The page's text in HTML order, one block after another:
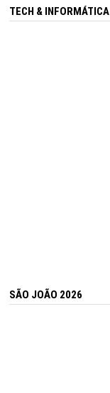
TECH & INFORMÁTICA
SÃO JOÃO 2026